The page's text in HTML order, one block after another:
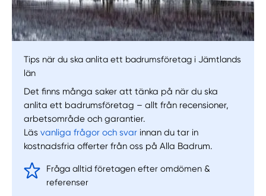
Tips när du ska anlita ett badrumsföretag i Jämtlands
län
Det finns många saker att tänka på när du ska
anlita ett badrumsföretag – allt från recensioner,
arbetsområde och garantier.
Läsvanliga frågor och svar innan du tar in
kostnadsfria offerter från oss på Alla Badrum.
Fråga alltid företagen efter omdömen &
referenser